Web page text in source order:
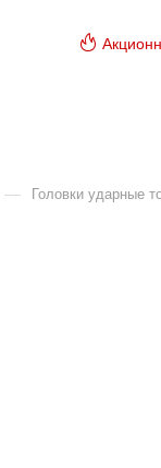
— Головки ударные